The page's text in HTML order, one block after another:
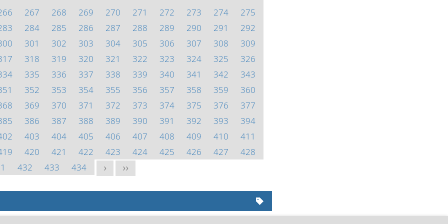
267 268 269 270 271 272 273 274
275
284 285 286 287 288 289 290 291
292
301 302 303 304 305 306 307 308
309
318 319 320 321 322 323 324 325
326
335 336 337 338 339 340 341 342
343
352 353 354 355 356 357 358 359
360
369 370 371 372 373 374 375 376
377
386 387 388 389 390 391 392 393
394
403 404 405 406 407 408 409 410
411
420 421 422 423 424 425 426 427
428
432 433 434 > >>